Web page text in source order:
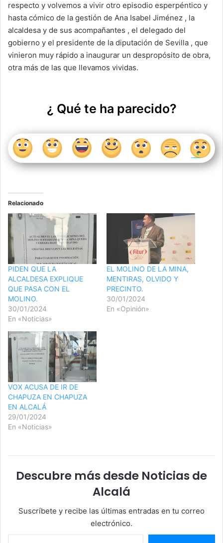
respecto y volvemos a vivir otro episodio esperpéntico y
hasta cómico de la gestión de Ana Isabel Jiménez , la
alcaldesa y de sus acompañantes , el delegado del
gobierno y el presidente de la diputación de Sevilla , que
vinieron muy rápido a inaugurar un despropósito de obra,
otra más de las que llevamos vividas.
¿ Qué te ha parecido?
Relacionado
PIDEN QUE LA
ALCALDESA EXPLIQUE
QUE PASA CON EL
MOLINO.
30/01/2024
En «Noticias»
EL MOLINO DE LA MINA,
MENTIRAS, OLVIDO Y
PRECINTO.
30/01/2024
En «Opinión»
VOX ACUSA DE IR DE
CHAPUZA EN CHAPUZA
EN ALCALÁ
29/01/2024
En «Noticias»
Descubre más desde Noticias de
Alcalá
Suscríbete y recibe las últimas entradas en tu correo
electrónico.
Escribe tu correo electrónico…